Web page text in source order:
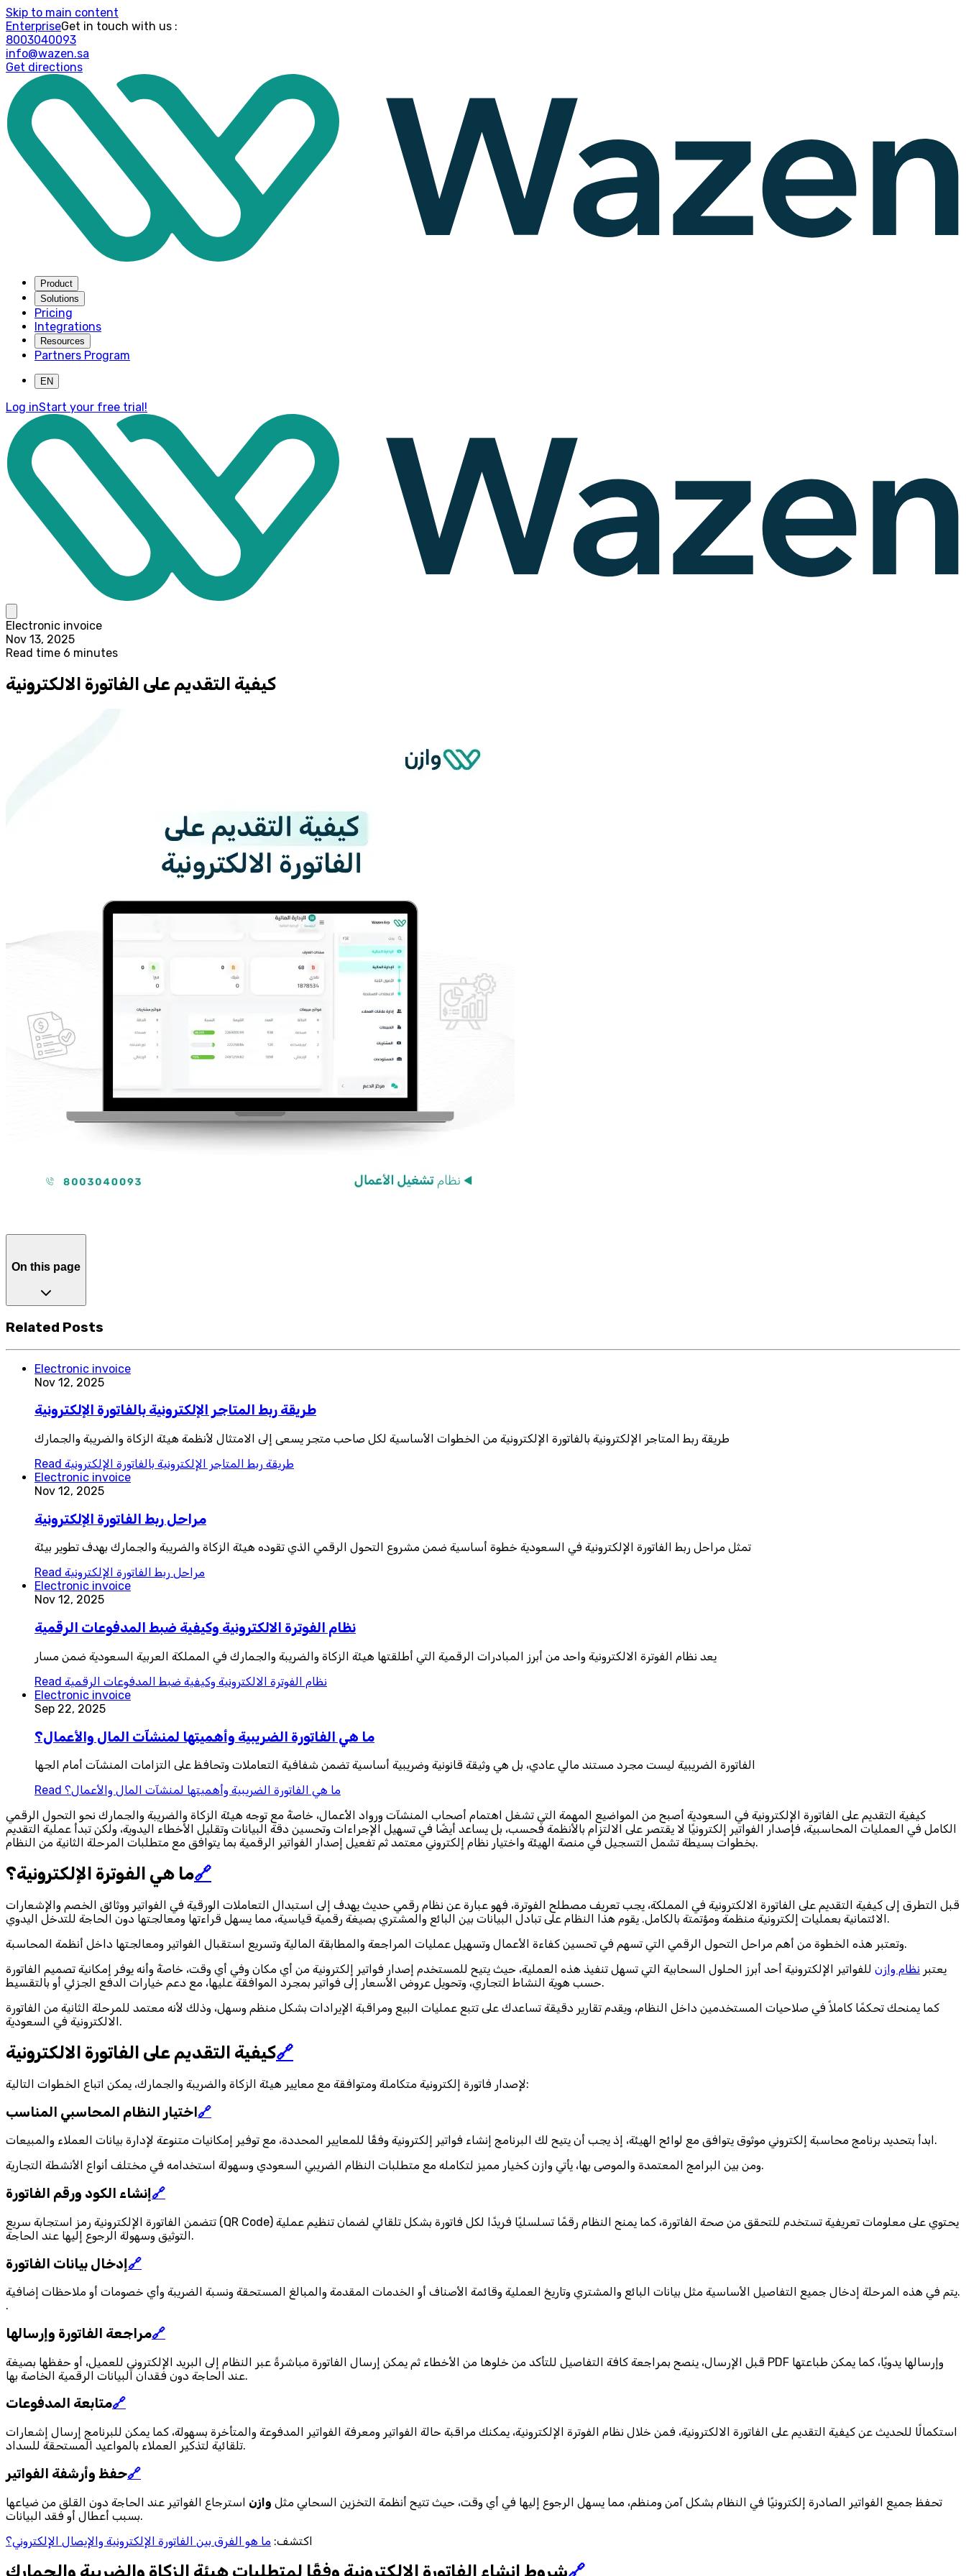
Skip to main content
Enterprise
: Get in touch with us
8003040093
info@wazen.sa
Get directions
Product
Solutions
Pricing
Integrations
Resources
Partners Program
EN
Log inStart your free trial!
Electronic invoice
Nov 13, 2025
Read time 6 minutes
كيفية التقديم على الفاتورة الالكترونية
On this page
Related Posts
Electronic invoice
Nov 12, 2025
طريقة ربط المتاجر الإلكترونية بالفاتورة الإلكترونية
طريقة ربط المتاجر الإلكترونية بالفاتورة الإلكترونية من الخطوات الأساسية لكل صاحب متجر يسعى إلى الامتثال لأنظمة هيئة الزكاة والضريبة والجمارك
Read طريقة ربط المتاجر الإلكترونية بالفاتورة الإلكترونية
Electronic invoice
Nov 12, 2025
مراحل ربط الفاتورة الإلكترونية
تمثل مراحل ربط الفاتورة الإلكترونية في السعودية خطوة أساسية ضمن مشروع التحول الرقمي الذي تقوده هيئة الزكاة والضريبة والجمارك بهدف تطوير بيئة
Read مراحل ربط الفاتورة الإلكترونية
Electronic invoice
Nov 12, 2025
نظام الفوترة الالكترونية وكيفية ضبط المدفوعات الرقمية
يعد نظام الفوترة الالكترونية واحد من أبرز المبادرات الرقمية التي أطلقتها هيئة الزكاة والضريبة والجمارك في المملكة العربية السعودية ضمن مسار
Read نظام الفوترة الالكترونية وكيفية ضبط المدفوعات الرقمية
Electronic invoice
Sep 22, 2025
ما هي الفاتورة الضريبية وأهميتها لمنشآت المال والأعمال؟
الفاتورة الضريبية ليست مجرد مستند مالي عادي، بل هي وثيقة قانونية وضريبية أساسية تضمن شفافية التعاملات وتحافظ على التزامات المنشآت أمام الجها
Read ما هي الفاتورة الضريبية وأهميتها لمنشآت المال والأعمال؟
كيفية التقديم على الفاتورة الإلكترونية في السعودية أصبح من المواضيع المهمة التي تشغل اهتمام أصحاب المنشآت ورواد الأعمال، خاصةً مع توجه هيئة الزكاة والضريبة والجمارك نحو التحول الرقمي
الكامل في العمليات المحاسبية، فإصدار الفواتير إلكترونيًا لا يقتصر على الالتزام بالأنظمة فحسب، بل يساعد أيضًا في تسهيل الإجراءات وتحسين دقة البيانات وتقليل الأخطاء اليدوية، ولكن تبدأ عملية التقديم
بخطوات بسيطة تشمل التسجيل في منصة الهيئة واختيار نظام إلكتروني معتمد ثم تفعيل إصدار الفواتير الرقمية بما يتوافق مع متطلبات المرحلة الثانية من النظام.
ما هي الفوترة الإلكترونية؟🔗
قبل التطرق إلى كيفية التقديم على الفاتورة الالكترونية في المملكة، يجب تعريف مصطلح الفوترة، فهو عبارة عن نظام رقمي حديث يهدف إلى استبدال التعاملات الورقية في الفواتير ووثائق الخصم والإشعارات
الائتمانية بعمليات إلكترونية منظمة ومؤتمتة بالكامل. يقوم هذا النظام على تبادل البيانات بين البائع والمشتري بصيغة رقمية قياسية، مما يسهل قراءتها ومعالجتها دون الحاجة للتدخل اليدوي.
وتعتبر هذه الخطوة من أهم مراحل التحول الرقمي التي تسهم في تحسين كفاءة الأعمال وتسهيل عمليات المراجعة والمطابقة المالية وتسريع استقبال الفواتير ومعالجتها داخل أنظمة المحاسبة.
يعتبر نظام وازن للفواتير الإلكترونية أحد أبرز الحلول السحابية التي تسهل تنفيذ هذه العملية، حيث يتيح للمستخدم إصدار فواتير إلكترونية من أي مكان وفي أي وقت، خاصةً وأنه يوفر إمكانية تصميم الفاتورة
حسب هوية النشاط التجاري، وتحويل عروض الأسعار إلى فواتير بمجرد الموافقة عليها، مع دعم خيارات الدفع الجزئي أو بالتقسيط.
كما يمنحك تحكمًا كاملاً في صلاحيات المستخدمين داخل النظام، ويقدم تقارير دقيقة تساعدك على تتبع عمليات البيع ومراقبة الإيرادات بشكل منظم وسهل، وذلك لأنه معتمد للمرحلة الثانية من الفاتورة
الالكترونية في السعودية.
كيفية التقديم على الفاتورة الالكترونية🔗
لإصدار فاتورة إلكترونية متكاملة ومتوافقة مع معايير هيئة الزكاة والضريبة والجمارك، يمكن اتباع الخطوات التالية:
اختيار النظام المحاسبي المناسب🔗
ابدأ بتحديد برنامج محاسبة إلكتروني موثوق يتوافق مع لوائح الهيئة، إذ يجب أن يتيح لك البرنامج إنشاء فواتير إلكترونية وفقًا للمعايير المحددة، مع توفير إمكانيات متنوعة لإدارة بيانات العملاء والمبيعات.
ومن بين البرامج المعتمدة والموصى بها، يأتي وازن كخيار مميز لتكامله مع متطلبات النظام الضريبي السعودي وسهولة استخدامه في مختلف أنواع الأنشطة التجارية.
إنشاء الكود ورقم الفاتورة 🔗
تتضمن الفاتورة الإلكترونية رمز استجابة سريع (QR Code) يحتوي على معلومات تعريفية تستخدم للتحقق من صحة الفاتورة، كما يمنح النظام رقمًا تسلسليًا فريدًا لكل فاتورة بشكل تلقائي لضمان تنظيم عملية
التوثيق وسهولة الرجوع إليها عند الحاجة.
إدخال بيانات الفاتورة🔗
يتم في هذه المرحلة إدخال جميع التفاصيل الأساسية مثل بيانات البائع والمشتري وتاريخ العملية وقائمة الأصناف أو الخدمات المقدمة والمبالغ المستحقة ونسبة الضريبة وأي خصومات أو ملاحظات إضافية.
.
مراجعة الفاتورة وإرسالها🔗
قبل الإرسال، ينصح بمراجعة كافة التفاصيل للتأكد من خلوها من الأخطاء ثم يمكن إرسال الفاتورة مباشرةً عبر النظام إلى البريد الإلكتروني للعميل، أو حفظها بصيغة PDF وإرسالها يدويًا، كما يمكن طباعتها
عند الحاجة دون فقدان البيانات الرقمية الخاصة بها.
متابعة المدفوعات🔗
استكمالًا للحديث عن كيفية التقديم على الفاتورة الالكترونية، فمن خلال نظام الفوترة الإلكترونية، يمكنك مراقبة حالة الفواتير ومعرفة الفواتير المدفوعة والمتأخرة بسهولة، كما يمكن للبرنامج إرسال إشعارات
تلقائية لتذكير العملاء بالمواعيد المستحقة للسداد.
حفظ وأرشفة الفواتير🔗
تحفظ جميع الفواتير الصادرة إلكترونيًا في النظام بشكل آمن ومنظم، مما يسهل الرجوع إليها في أي وقت، حيث تتيح أنظمة التخزين السحابي مثل وازن استرجاع الفواتير عند الحاجة دون القلق من ضياعها
بسبب أعطال أو فقد البيانات.
اكتشف: ما هو الفرق بين الفاتورة الإلكترونية والإيصال الإلكتروني؟